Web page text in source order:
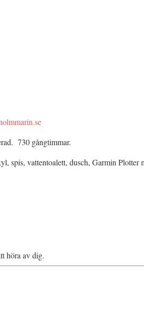
730 gångtimmar.
spis, vattentoalett, dusch, Garmin
höra av dig.